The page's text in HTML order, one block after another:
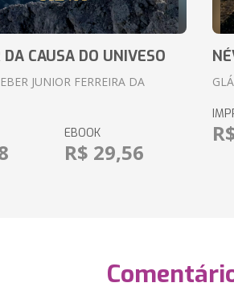
CAUSA DO UNIVESO
JUNIOR FERREIRA DA
EBOOK
R$ 29,56